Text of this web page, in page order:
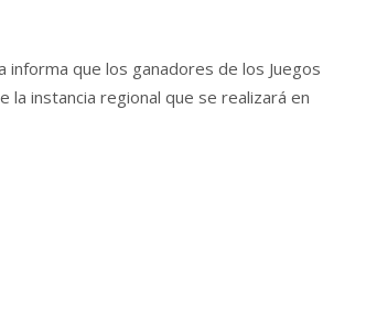
informa que los ganadores de los Juegos
instancia regional que se realizará en